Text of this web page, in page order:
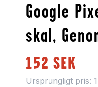
Google
skal,
152 SEK
Ursprungligt pris: